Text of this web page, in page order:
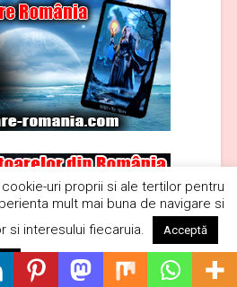
uri proprii si ale tertilor pentru
mult mai buna de navigare si
si interesului fiecaruia.
Acceptă
Citește mai mult